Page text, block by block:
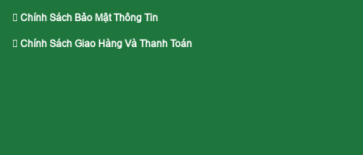
Chính Sách Bảo Mật Thông Tin
Chính Sách Giao Hàng Và Thanh Toán